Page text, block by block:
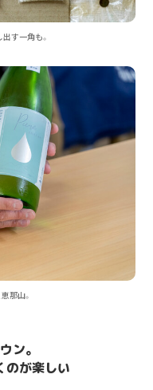
す一角も。
那山。
ン。
のが楽しい